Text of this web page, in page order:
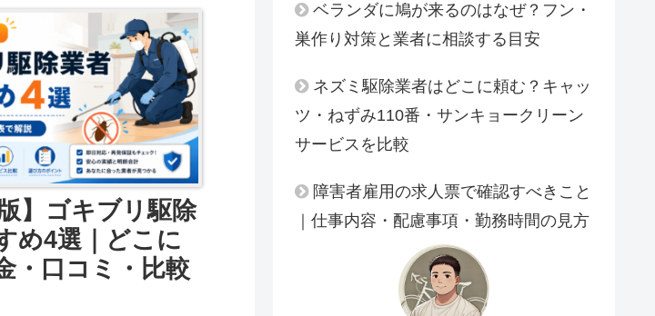
】ゴキブリ駆除
め4選｜どこに
・口コミ・比較
ベランダに鳩が来るのはなぜ？フン・
巣作り対策と業者に相談する目安
ネズミ駆除業者はどこに頼む？キャッ
ツ・ねずみ110番・サンキョークリーン
サービスを比較
障害者雇用の求人票で確認すべきこと
｜仕事内容・配慮事項・勤務時間の見方